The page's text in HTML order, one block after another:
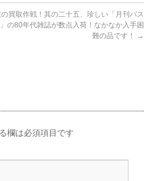
買取作戦！其の二十五、珍しい「月刊バス
の80年代雑誌が数点入荷！なかなか入手困
難の品です！
→
欄は必須項目です